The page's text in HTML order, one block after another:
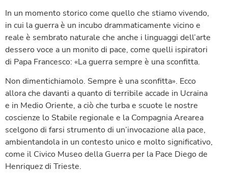
In un momento storico come quello che stiamo vivendo,
in cui la guerra è un incubo drammaticamente vicino e
reale è sembrato naturale che anche i linguaggi dell’arte
dessero voce a un monito di pace, come quelli ispiratori
di Papa Francesco: «La guerra sempre è una sconfitta.
Non dimentichiamolo. Sempre è una sconfitta». Ecco
allora che davanti a quanto di terribile accade in Ucraina
e in Medio Oriente, a ciò che turba e scuote le nostre
coscienze lo Stabile regionale e la Compagnia Arearea
scelgono di farsi strumento di un’invocazione alla pace,
ambientandola in un contesto unico e molto significativo,
come il Civico Museo della Guerra per la Pace Diego de
Henriquez di Trieste.